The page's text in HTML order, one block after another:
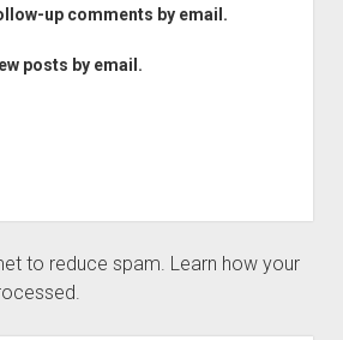
up comments by email.
posts by email.
to reduce spam. Learn how your